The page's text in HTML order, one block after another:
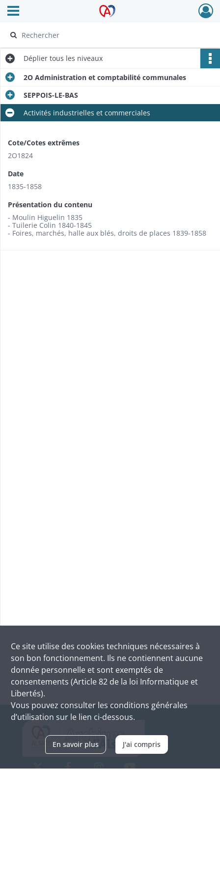
Archives Alsace - Colmar
Ouvrir le menu déroulant
Déplier tous les niveaux
2O Administration et comptabilité communales
SEPPOIS-LE-BAS
Activités industrielles et commerciales
Cote/Cotes extrêmes
2O1824
Date
1835-1858
Présentation du contenu
- Moulin Higuelin 1835
- Tuilerie Colin 1840-1845
- Foires, marchés, halle aux blés, droits de places 1839-1858
Ce site utilise des cookies techniques nécessaires à
son bon fonctionnement. Ils ne contiennent aucune
donnée personnelle et sont exemptés de
consentements (Article 82 de la loi Informatique et
Libertés).
Vous pouvez consulter les conditions générales
d’utilisation sur le lien ci-dessous.
En savoir plus J'ai compris